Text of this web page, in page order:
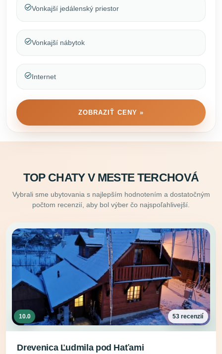
Vonkajší jedálenský priestor
Vonkajší nábytok
Internet
ZOBRAZIŤ CENY »
TOP CHATY V MESTE TERCHOVÁ
Vybrali sme ubytovania s najlepším hodnotením a dostatočným
počtom recenzií, aby bol výber čo najspoľahlivejší.
10.0 53 recenzií
Drevenica Ľudmila pod Haťami